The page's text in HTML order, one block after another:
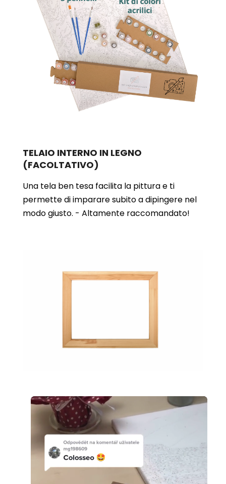
TELAIO INTERNO IN LEGNO
(FACOLTATIVO)
Una tela ben tesa facilita la pittura e ti
permette di imparare subito a dipingere nel
modo giusto. - Altamente raccomandato!